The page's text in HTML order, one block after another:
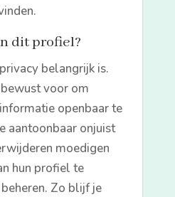
dit profiel?
belangrijk is.
voor om
openbaar te
aantoonbaar onjuist
moedigen
hun profiel te
Zo blijf je